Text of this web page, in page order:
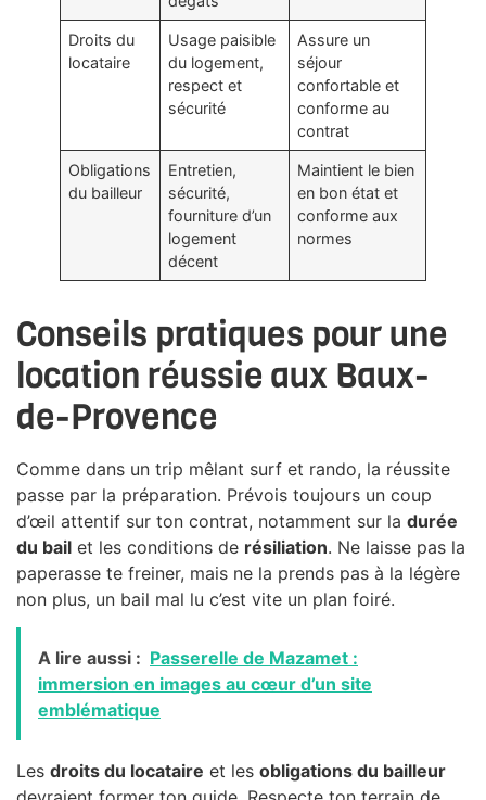
Droits du
locataire
Usage paisible
du logement,
respect et
sécurité
Assure un
séjour
confortable et
conforme au
contrat
Obligations
du bailleur
Entretien,
sécurité,
fourniture d’un
logement
décent
Maintient le bien
en bon état et
conforme aux
normes
Conseils pratiques pour une
location réussie aux Baux-
de-Provence
Comme dans un trip mêlant surf et rando, la réussite
passe par la préparation. Prévois toujours un coup
d’œil attentif sur ton contrat, notamment sur la durée
du bail et les conditions de résiliation. Ne laisse pas la
paperasse te freiner, mais ne la prends pas à la légère
non plus, un bail mal lu c’est vite un plan foiré.
A lire aussi : Passerelle de Mazamet :
immersion en images au cœur d’un site
emblématique
Les droits du locataire et les obligations du bailleur